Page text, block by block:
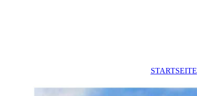
STARTSEITE
Pläne